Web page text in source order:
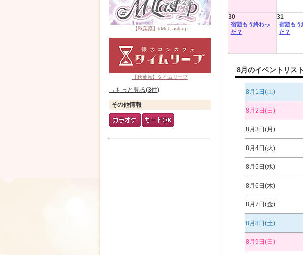
30
宿題もう終わっ
た？
31
宿題もう
た？
8月のイベントリスト
8月1日(土)
8月2日(日)
8月3日(月)
8月4日(火)
8月5日(水)
8月6日(木)
8月7日(金)
8月8日(土)
8月9日(日)
【秋葉原】#Melt asleep
【秋葉原】タイムリープ
→もっと見る(3件)
その他情報